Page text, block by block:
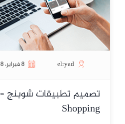
elryad 8 فبراير، 2018
Shopping